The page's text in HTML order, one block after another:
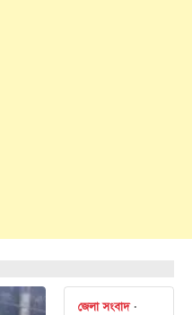
জেলা সংবাদ